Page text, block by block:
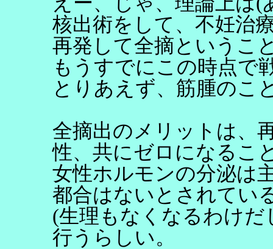
核出術をして、不妊治
再発して全摘というこ
もうすでにこの時点で
とりあえず、筋腫のこ
全摘出のメリットは、
性、共にゼロになるこ
女性ホルモンの分泌は
都合はないとされてい
(生理もなくなるわけ
行うらしい。